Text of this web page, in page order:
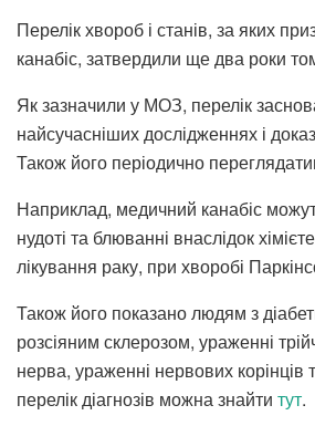
Перелік хвороб і станів, за яких
канабіс, затвердили ще два роки
Як зазначили у МОЗ, перелік
найсучасніших дослідженнях і
Також його періодично
Наприклад, медичний канабіс
нудоті та блюванні внаслідок
лікування раку, при хворобі
Також його показано людям з
розсіяним склерозом, ураженні
нерва, ураженні нервових корінців
перелік діагнозів можна знайти тут.